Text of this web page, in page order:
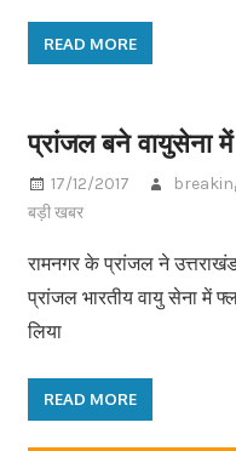
READ MORE
प्रांजल बने वायुसेना
17/12/2017
बड़ी खबर
रामनगर के प्रांजल ने
प्रांजल भारतीय वायु सेना में
लिया
READ MORE